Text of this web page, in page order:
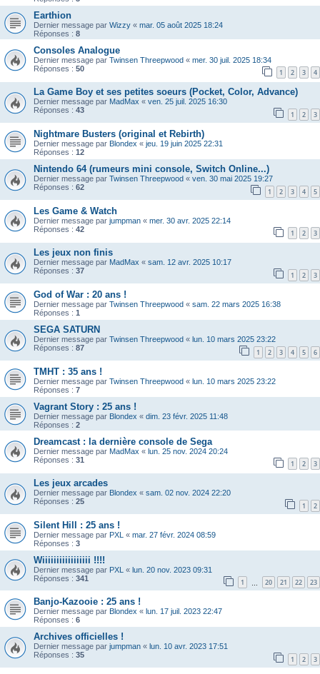
Earthion
Dernier message par Wizzy « mar. 05 août 2025 18:24
Réponses : 8
Consoles Analogue
Dernier message par Twinsen Threepwood « mer. 30 juil. 2025 18:34
Réponses : 50 1 2 3 4
La Game Boy et ses petites soeurs (Pocket, Color, Advance)
Dernier message par MadMax « ven. 25 juil. 2025 16:30
Réponses : 43 1 2 3
Nightmare Busters (original et Rebirth)
Dernier message par Blondex « jeu. 19 juin 2025 22:31
Réponses : 12
Nintendo 64 (rumeurs mini console, Switch Online...)
Dernier message par Twinsen Threepwood « ven. 30 mai 2025 19:27
Réponses : 62 1 2 3 4 5
Les Game & Watch
Dernier message par jumpman « mer. 30 avr. 2025 22:14
Réponses : 42 1 2 3
Les jeux non finis
Dernier message par MadMax « sam. 12 avr. 2025 10:17
Réponses : 37 1 2 3
God of War : 20 ans !
Dernier message par Twinsen Threepwood « sam. 22 mars 2025 16:38
Réponses : 1
SEGA SATURN
Dernier message par Twinsen Threepwood « lun. 10 mars 2025 23:22
Réponses : 87 1 2 3 4 5 6
TMHT : 35 ans !
Dernier message par Twinsen Threepwood « lun. 10 mars 2025 23:22
Réponses : 7
Vagrant Story : 25 ans !
Dernier message par Blondex « dim. 23 févr. 2025 11:48
Réponses : 2
Dreamcast : la dernière console de Sega
Dernier message par MadMax « lun. 25 nov. 2024 20:24
Réponses : 31 1 2 3
Les jeux arcades
Dernier message par Blondex « sam. 02 nov. 2024 22:20
Réponses : 25 1 2
Silent Hill : 25 ans !
Dernier message par PXL « mar. 27 févr. 2024 08:59
Réponses : 3
Wiiiiiiiiiiiiiiiii !!!!
Dernier message par PXL « lun. 20 nov. 2023 09:31
Réponses : 341 1 20 21 22 23
Banjo-Kazooie : 25 ans !
Dernier message par Blondex « lun. 17 juil. 2023 22:47
Réponses : 6
Archives officielles !
Dernier message par jumpman « lun. 10 avr. 2023 17:51
Réponses : 35 1 2 3